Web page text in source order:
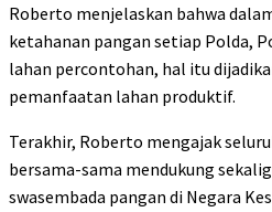
Roberto menjelaskan bahwa
ketahanan pangan setiap Polda,
lahan percontohan, hal itu
pemanfaatan lahan produktif.
Terakhir, Roberto mengajak
bersama-sama mendukung
swasembada pangan di Negara